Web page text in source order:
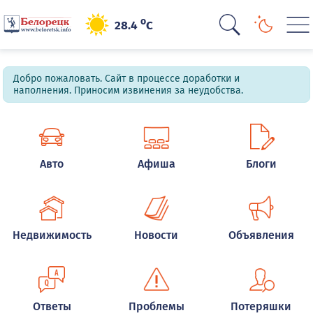
28.4oC
Добро пожаловать. Сайт в процессе доработки и
наполнения. Приносим извинения за неудобства.
Авто Афиша Блоги
Недвижимость Новости Объявления
Ответы Проблемы Потеряшки